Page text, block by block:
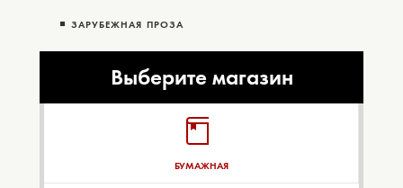
ЗАРУБЕЖНАЯ ПРОЗА
Выберите магазин
БУМАЖНАЯ